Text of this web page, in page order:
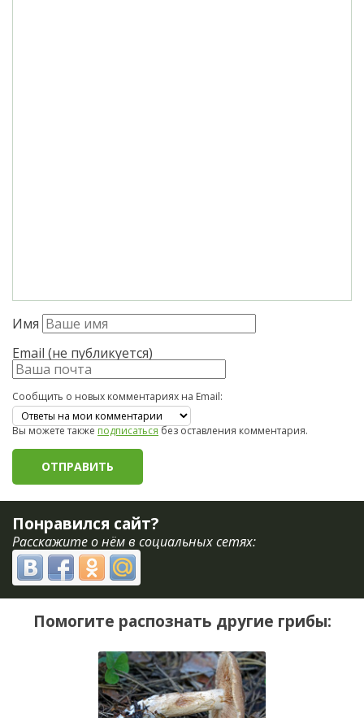
Имя
Email (не публикуется)
Сообщить о новых комментариях на Email:
Вы можете такжеподписатьсябез оставления комментария.
Понравился сайт?
Расскажите о нём в социальных сетях:
Помогите распознать другие грибы: